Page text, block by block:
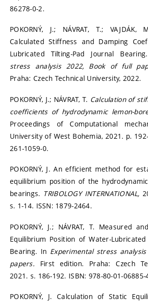
86278-0-2.
POKORNÝ, J.; NÁVRAT, T.;
Calculated Stiffness and Damping
Lubricated Tilting-Pad Journal
stress analysis 2022, Book of full
Praha: Czech Technical University, 2022.
POKORNÝ, J.; NÁVRAT, T. Calculation of
coefficients of hydrodynamic lemon-
Proceedings of Computational
University of West Bohemia, 2021. p.
261-1059-0.
POKORNÝ, J. An efficient method for
equilibrium position of the
bearings. TRIBOLOGY INTERNATIONAL,
s. 1-14. ISSN: 1879-2464.
POKORNÝ, J.; NÁVRAT, T. Measured
Equilibrium Position of Water-Lubricated
Bearing. In Experimental stress
papers. First edition. Praha: Czech
2021. s. 186-192. ISBN: 978-80-01-06885-
POKORNÝ, J. Calculation of Static